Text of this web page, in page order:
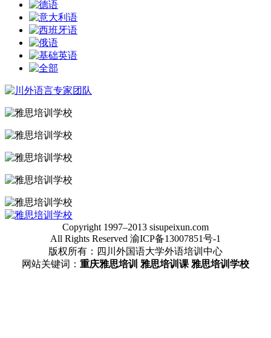
Copyright 1997–2013 sisupeixun.com
All Rights Reserved 渝ICP备13007851号-1
版权所有：四川外国语大学外语培训中心
网站关键词： 重庆雅思培训 雅思培训课 雅思培训学校